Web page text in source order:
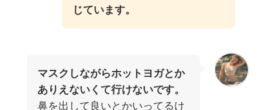
じています。
マスクしながらホットヨガとか
ありえないくて行けないです。
鼻を出して良いとかいってるけ